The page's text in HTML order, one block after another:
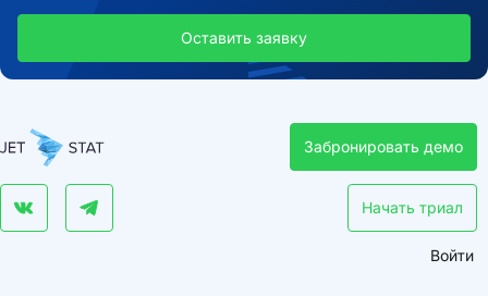
Оставить заявку
Забронировать демо
Начать триал
Войти